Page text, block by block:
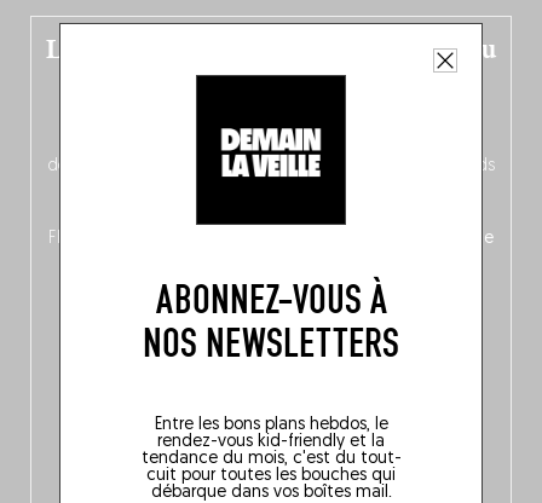
ABONNEZ-VOUS À
NOS NEWSLETTERS
Entre les bons plans hebdos, le
rendez-vous kid-friendly et la
tendance du mois, c'est du tout-
cuit pour toutes les bouches qui
débarque dans vos boîtes mail.
Le nouveau guide Belgique est sorti du
four !
néerlandais côté face – à moins que ne soit l’inverse ?),
découvrez
une partie mag « Nord-Zuid »
qui met les pieds
Flandre, à Bruxelles et en Wallonie, ainsi qu’
un palmarès de